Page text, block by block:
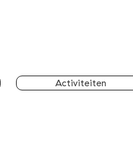
Activiteiten